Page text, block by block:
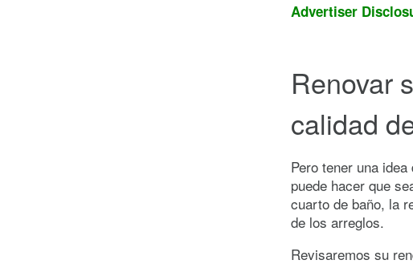
Advertiser
Renovar
calidad
Pero tener una
puede hacer que
cuarto de baño, la
de los arreglos.
Revisaremos su